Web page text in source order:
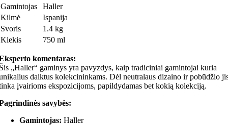
Gamintojas
Haller
Kilmė
Ispanija
Svoris
1.4 kg
Kiekis
750 ml
komentaras:
„Haller“ gaminys yra pavyzdys, kaip tradiciniai gamintojai kuria
daiktus kolekcininkams. Dėl neutralaus dizaino ir pobūdžio
įvairioms ekspozicijoms, papildydamas bet kokią kolekciją.
savybės:
Gamintojas: Haller